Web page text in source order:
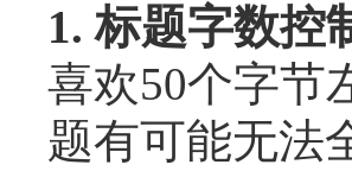
1. 标题字数控
喜欢50个字节
题有可能无法